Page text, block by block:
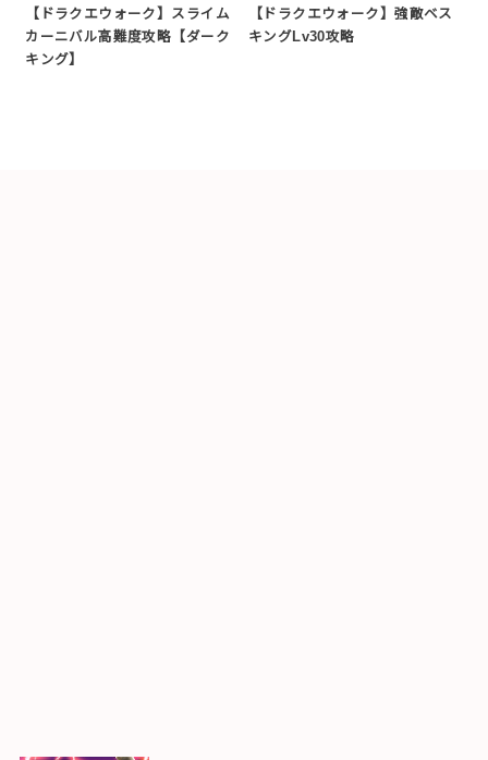
【ドラクエウォーク】スライム
カーニバル高難度攻略【ダーク
キング】
【ドラクエウォーク】強敵ベス
キングLv30攻略